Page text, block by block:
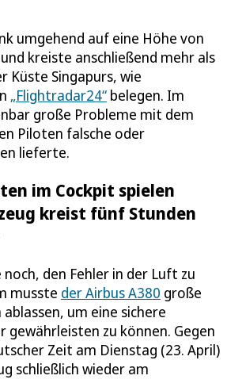
umgehend auf eine Höhe von
kreiste anschließend mehr als
Küste Singapurs, wie
„Flightradar24“ belegen. Im
große Probleme mit dem
Piloten falsche oder
lieferte.
im Cockpit spielen
kreist fünf Stunden
den Fehler in der Luft zu
musste der Airbus A380 große
um eine sichere
gewährleisten zu können. Gegen
Zeit am Dienstag (23. April)
schließlich wieder am